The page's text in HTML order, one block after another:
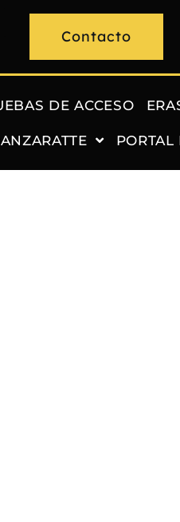
Contacto
DE ACCESO
PORTAL